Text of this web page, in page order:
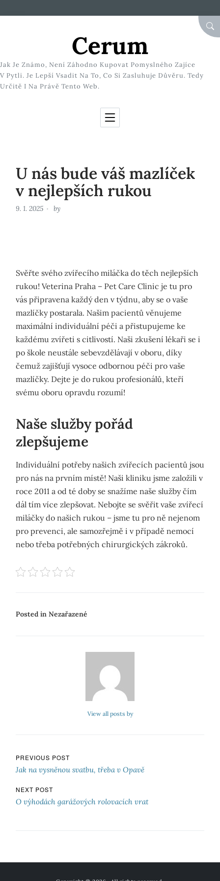
Cerum
Jak Je Známo, Není Záhodno Kupovat Pomyslného Zajíce
V Pytli. Je Lepší Vsadit Na To, Co Si Zasluhuje Důvěru. Tedy
Určitě I Na Právě Tento Web.
U nás bude váš mazlíček
v nejlepších rukou
9. 1. 2025 by
Svěřte svého zvířecího miláčka do těch nejlepších
rukou! Veterina Praha – Pet Care Clinic je tu pro
vás připravena každý den v týdnu, aby se o vaše
mazlíčky postarala. Našim pacientů věnujeme
maximální individuální péči a přistupujeme ke
každému zvířeti s citlivostí. Naši zkušení lékaři se i
po škole neustále sebevzdělávají v oboru, díky
čemuž zajišťují vysoce odbornou péči pro vaše
mazlíčky. Dejte je do rukou profesionálů, kteří
svému oboru opravdu rozumí!
Naše služby pořád
zlepšujeme
Individuální potřeby našich zvířecích pacientů jsou
pro nás na prvním místě! Naši kliniku jsme založili v
roce 2011 a od té doby se snažíme naše služby čím
dál tím více zlepšovat. Nebojte se svěřit vaše zvířecí
miláčky do našich rukou – jsme tu pro ně nejenom
pro prevenci, ale samozřejmě i v případě nemocí
nebo třeba potřebných chirurgických zákroků.
Posted in Nezařazené
View all posts by
Navigace pro příspěvek
PREVIOUS POST
Jak na vysněnou svatbu, třeba v Opavě
NEXT POST
O výhodách garážových rolovacích vrat